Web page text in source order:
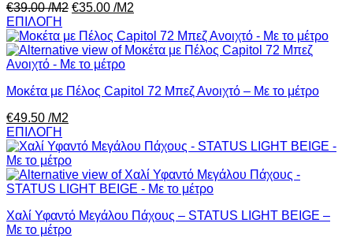
€39.00/Μ2 €35.00 /Μ2
ΕΠΙΛΟΓΗ
Μοκέτα με Πέλος Capitol 72 Μπεζ Ανοιχτό – Με το μέτρο
€49.50 /Μ2
ΕΠΙΛΟΓΗ
Χαλί Υφαντό Μεγάλου Πάχους – STATUS LIGHT BEIGE –
Με το μέτρο